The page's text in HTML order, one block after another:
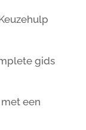
gids
een